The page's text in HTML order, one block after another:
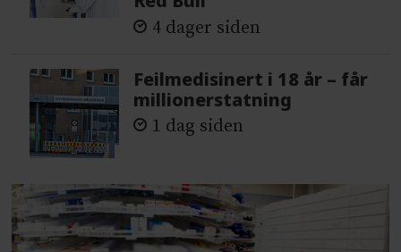
4 dager siden
Feilmedisinert i 18 år – får
millionerstatning
1 dag siden